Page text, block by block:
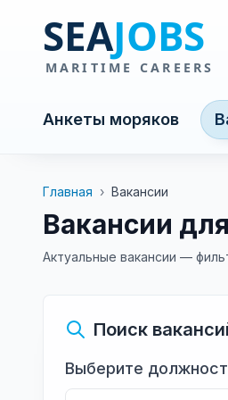
Анкеты моряков
Главная › Вакансии
Вакансии
Актуальные вакансии —
Поиск
Выберите